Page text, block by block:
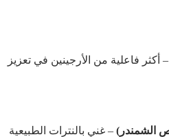
– أكثر فاعلية من الأرجينين في تعزيز
– غني بالنترات الطبيعية